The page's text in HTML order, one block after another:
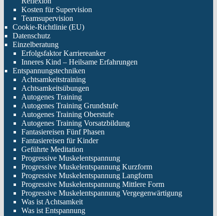
Kosten für Supervision
Teamsupervision
Cookie-Richtlinie (EU)
Datenschutz
Einzelberatung
Erfolgsfaktor Karriereanker
Inneres Kind – Heilsame Erfahrungen
Entspannungstechniken
Achtsamkeitstraining
Achtsamkeitsübungen
Autogenes Training
Autogenes Training Grundstufe
Autogenes Training Oberstufe
Autogenes Training Vorsatzbildung
Fantasiereisen Fünf Phasen
Fantasiereisen für Kinder
Geführte Meditation
Progressive Muskelentspannung
Progressive Muskelentspannung Kurzform
Progressive Muskelentspannung Langform
Progressive Muskelentspannung Mittlere Form
Progressive Muskelentspannung Vergegenwärtigung
Was ist Achtsamkeit
Was ist Entspannung